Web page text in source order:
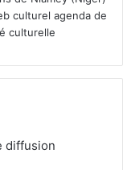
culturel agenda de
culturelle
diffusion